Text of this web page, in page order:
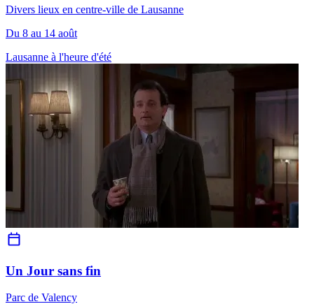
Divers lieux en centre-ville de Lausanne
Du 8 au 14 août
Lausanne à l'heure d'été
Un Jour sans fin
Parc de Valency